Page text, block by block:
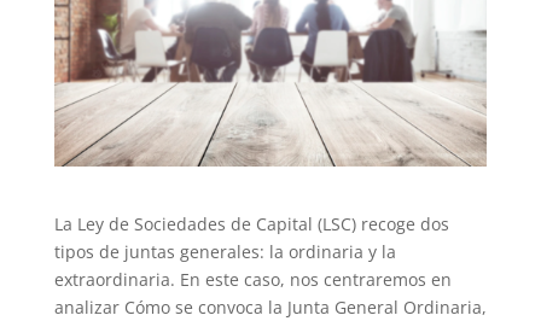
La Ley de Sociedades de Capital (LSC) recoge dos
tipos de juntas generales: la ordinaria y la
extraordinaria. En este caso, nos centraremos en
analizar Cómo se convoca la Junta General Ordinaria,